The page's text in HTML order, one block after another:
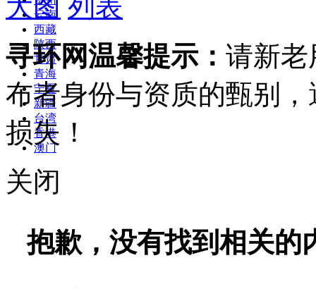
云南
西藏
陕西
甘肃
青海
宁夏
新疆
台湾
香港
澳门
大图 列表
寻环网温馨提示： 请新老
布者身份与资质的甄别
损失！
关闭
抱歉，没有找到相关的